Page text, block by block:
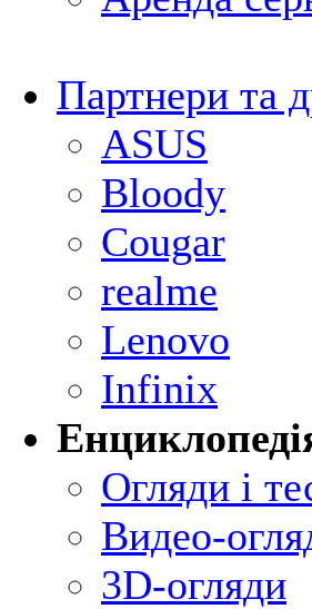
Партнери та
ASUS
Bloody
Cougar
realme
Lenovo
Infinix
Огляди і
Видео-
3D-огляди